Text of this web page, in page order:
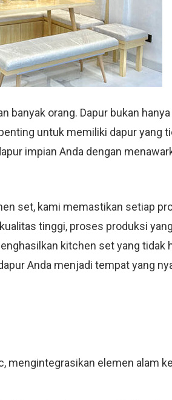
banyak orang. Dapur bukan
untuk memiliki dapur yang
impian Anda dengan
set, kami memastikan setiap
tinggi, proses produksi
kitchen set yang tidak
Anda menjadi tempat yang
mengintegrasikan elemen alam